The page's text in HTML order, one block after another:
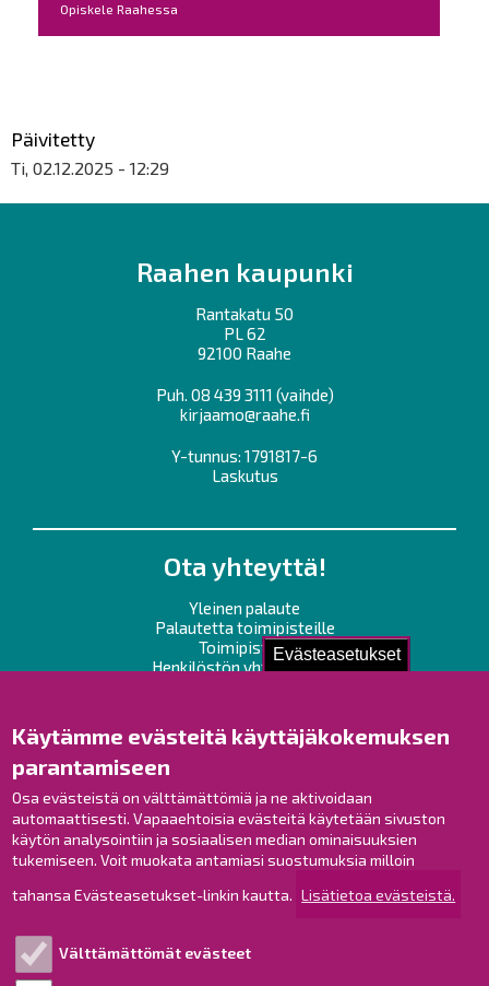
Evästeasetukset
Käytämme evästeitä käyttäjäkokemuksen
parantamiseen
Osa evästeistä on välttämättömiä ja ne aktivoidaan
automaattisesti. Vapaaehtoisia evästeitä käytetään sivuston
käytön analysointiin ja sosiaalisen median ominaisuuksien
tukemiseen. Voit muokata antamiasi suostumuksia milloin
tahansa Evästeasetukset-linkin kautta. Lisätietoa evästeistä.
Välttämättömät evästeet
Opiskele Raahessa
Päivitetty
Ti, 02.12.2025 - 12:29
Raahen kaupunki
Rantakatu 50
PL 62
92100 Raahe
Puh. 08 439 3111 (vaihde)
kirjaamo@raahe.fi
Y-tunnus: 1791817-6
Laskutus
Ota yhteyttä!
Yleinen palaute
Palautetta toimipisteille
Toimipisteet
Henkilöstön yhteystiedot
Raahe Facebookissa
Raahe Instagramissa
Raahe LinkedInissä
Raahe YouTubessa
Esityslistat ja pöytäkirjat